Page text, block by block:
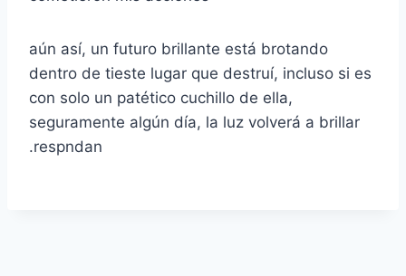
aún así, un futuro brillante está brotando
dentro de tieste lugar que destruí, incluso si es
con solo un patético cuchillo de ella,
seguramente algún día, la luz volverá a brillar
.respndan